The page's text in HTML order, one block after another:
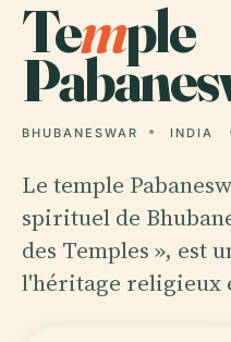
Temple
BHUBANESWAR INDIA
Le temple
spirituel de
des Temples », est
l'héritage religieux